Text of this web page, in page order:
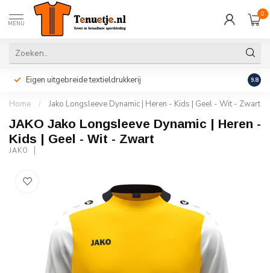
MENU
0
Eigen uitgebreide textieldrukkerij 9.8
Home / Jako Longsleeve Dynamic | Heren - Kids | Geel - Wit - Zwart
JAKO Jako Longsleeve Dynamic | Heren -
Kids | Geel - Wit - Zwart
JAKO